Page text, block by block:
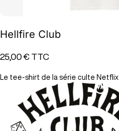
Hellfire Club
25,00 € TTC
Le tee-shirt de la série culte Netflix